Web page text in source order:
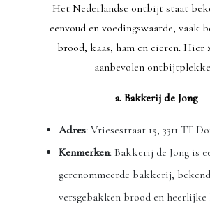
Het Nederlandse ontbijt staat
eenvoud en voedingswaarde, vaak
brood, kaas, ham en eieren. Hier
aanbevolen
a. Bakkerij de Jong
Adres: Vriesestraat 15, 3311 TT
Kenmerken: Bakkerij de Jong is
gerenommeerde bakkerij,
versgebakken brood en heerlijke